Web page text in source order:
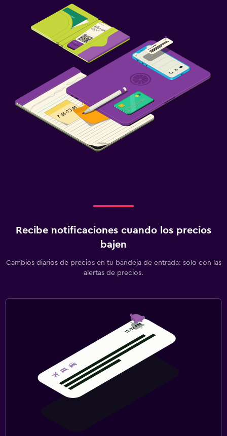
Recibe notificaciones cuando los precios
bajen
Cambios diarios de precios en tu bandeja de entrada: solo con las
alertas de precios.